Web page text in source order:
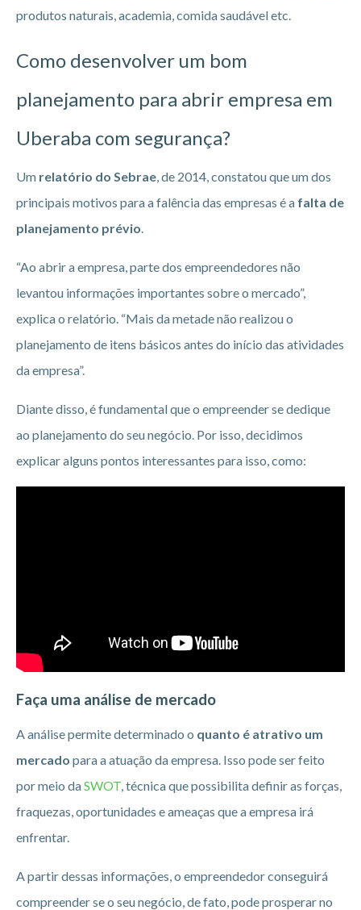
produtos naturais, academia, comida saudável etc.
Como desenvolver um bom
planejamento para abrir empresa em
Uberaba com segurança?
Um relatório do Sebrae, de 2014, constatou que um dos
principais motivos para a falência das empresas é a falta de
planejamento prévio.
“Ao abrir a empresa, parte dos empreendedores não
levantou informações importantes sobre o mercado”,
explica o relatório. “Mais da metade não realizou o
planejamento de itens básicos antes do início das atividades
da empresa”.
Diante disso, é fundamental que o empreender se dedique
ao planejamento do seu negócio. Por isso, decidimos
explicar alguns pontos interessantes para isso, como:
Faça uma análise de mercado
A análise permite determinado o quanto é atrativo um
mercado para a atuação da empresa. Isso pode ser feito
por meio daSWOT , técnica que possibilita definir as forças,
fraquezas, oportunidades e ameaças que a empresa irá
enfrentar.
A partir dessas informações, o empreendedor conseguirá
compreender se o seu negócio, de fato, pode prosperar no